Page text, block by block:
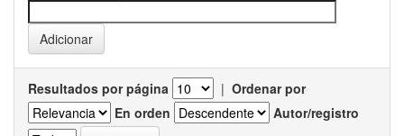
Resultados por página | Ordenar por
En orden
Autor/registro